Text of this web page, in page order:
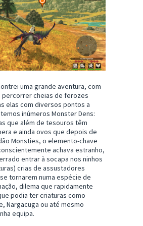
uma grande aventura, com
percorrer cheias de ferozes
elas com diversos pontos a
inúmeros Monster Dens:
que além de tesouros têm
e ainda ovos que depois de
Monsties, o elemento-chave
achava estranho,
entrar à socapa nos ninhos
crias de assustadores
tornarem numa espécie de
dilema que rapidamente
podia ter criaturas como
Nargacuga ou até mesmo
equipa.